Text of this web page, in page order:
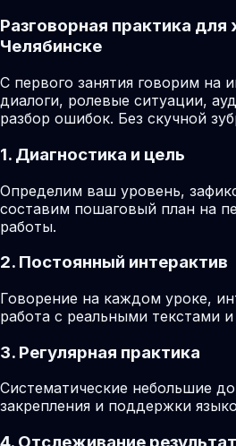
Разговорная практика для
Челябинске
С первого занятия говорим на
диалоги, ролевые ситуации,
разбор ошибок. Без скучной
1. Диагностика и цель
Определим ваш уровень,
составим пошаговый план на
работы.
2. Постоянный интерактив
Говорение на каждом уроке,
работа с реальными текстами и
3. Регулярная практика
Систематические небольшие
закрепления и поддержки